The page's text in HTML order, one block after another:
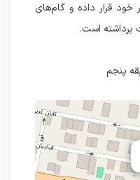
خود قرار داده و گام‌های
برداشته است.